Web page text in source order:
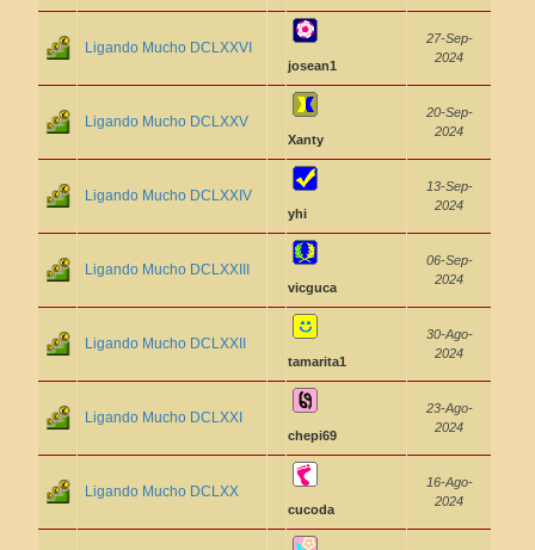
Ligando Mucho DCLXXVI
josean1
27-Sep-
2024
Ligando Mucho DCLXXV
Xanty
20-Sep-
2024
Ligando Mucho DCLXXIV
yhi
13-Sep-
2024
Ligando Mucho DCLXXIII
vicguca
06-Sep-
2024
Ligando Mucho DCLXXII
tamarita1
30-Ago-
2024
Ligando Mucho DCLXXI
chepi69
23-Ago-
2024
Ligando Mucho DCLXX
cucoda
16-Ago-
2024